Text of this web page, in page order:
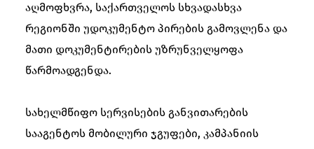
აღმოფხვრა, საქართველოს სხვადასხვა
რეგიონში უდოკუმენტო პირების გამოვლენა და
მათი დოკუმენტირების უზრუნველყოფა
წარმოადგენდა.
სახელმწიფო სერვისების განვითარების
სააგენტოს მობილური ჯგუფები, კამპანიის